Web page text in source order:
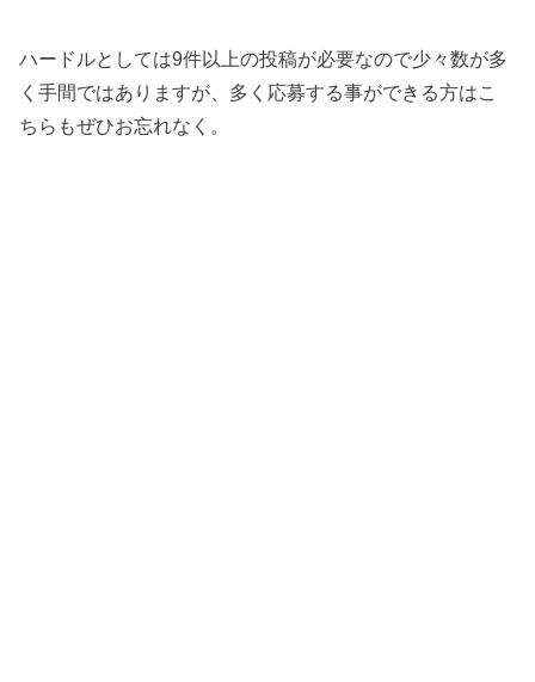
ハードルとしては9件以上の投稿が必要なので少々数が多
く手間ではありますが、多く応募する事ができる方はこ
ちらもぜひお忘れなく。